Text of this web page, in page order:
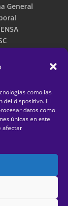
como las
del dispositivo. El
datos como
únicas en este
afectar
General
de
Clínica